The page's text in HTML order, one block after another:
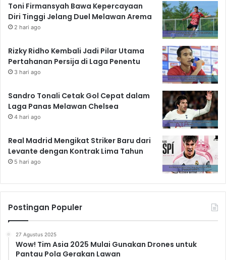
Toni Firmansyah Bawa Kepercayaan
Diri Tinggi Jelang Duel Melawan Arema
2 hari ago
Rizky Ridho Kembali Jadi Pilar Utama
Pertahanan Persija di Laga Penentu
3 hari ago
Sandro Tonali Cetak Gol Cepat dalam
Laga Panas Melawan Chelsea
4 hari ago
Real Madrid Mengikat Striker Baru dari
Levante dengan Kontrak Lima Tahun
5 hari ago
Postingan Populer
27 Agustus 2025
Wow! Tim Asia 2025 Mulai Gunakan Drones untuk
Pantau Pola Gerakan Lawan